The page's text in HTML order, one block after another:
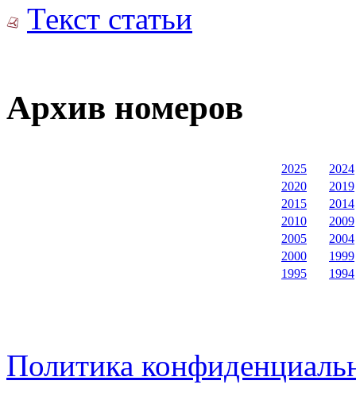
Текст статьи
Архив номеров
2025
2024
2020
2019
2015
2014
2010
2009
2005
2004
2000
1999
1995
1994
Политика